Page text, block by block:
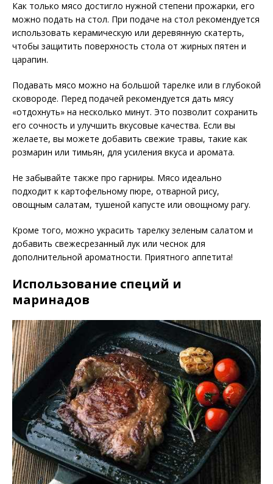
Как только мясо достигло нужной степени прожарки, его
можно подать на стол. При подаче на стол рекомендуется
использовать керамическую или деревянную скатерть,
чтобы защитить поверхность стола от жирных пятен и
царапин.
Подавать мясо можно на большой тарелке или в глубокой
сковороде. Перед подачей рекомендуется дать мясу
«отдохнуть» на несколько минут. Это позволит сохранить
его сочность и улучшить вкусовые качества. Если вы
желаете, вы можете добавить свежие травы, такие как
розмарин или тимьян, для усиления вкуса и аромата.
Не забывайте также про гарниры. Мясо идеально
подходит к картофельному пюре, отварной рису,
овощным салатам, тушеной капусте или овощному рагу.
Кроме того, можно украсить тарелку зеленым салатом и
добавить свежесрезанный лук или чеснок для
дополнительной ароматности. Приятного аппетита!
Использование специй и
маринадов